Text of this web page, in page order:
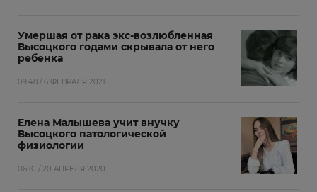
Умершая от рака экс-возлюбленная
Высоцкого годами скрывала от него
ребенка
09:48 / 6 ФЕВРАЛЯ 2021
Елена Малышева учит внучку
Высоцкого патологической
физиологии
06:10 / 20 АПРЕЛЯ 2020